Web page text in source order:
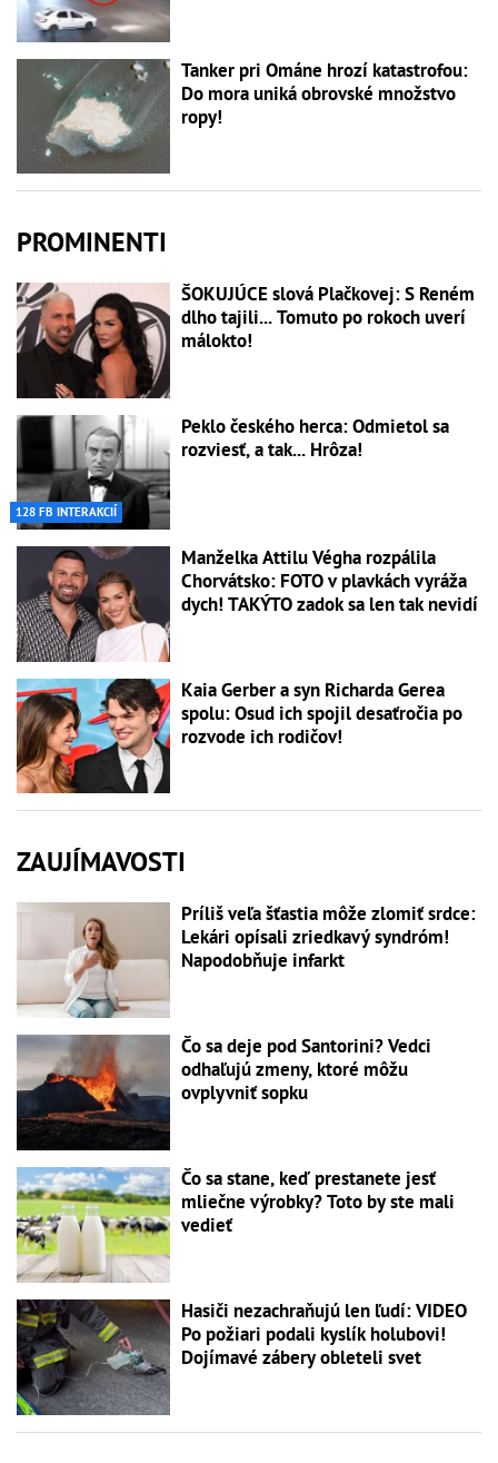
Tanker pri Ománe hrozí katastrofou:
Do mora uniká obrovské množstvo
ropy!
PROMINENTI
ŠOKUJÚCE slová Plačkovej: S Reném
dlho tajili... Tomuto po rokoch uverí
málokto!
128 FB INTERAKCIÍ
Peklo českého herca: Odmietol sa
rozviesť, a tak... Hrôza!
Manželka Attilu Végha rozpálila
Chorvátsko: FOTO v plavkách vyráža
dych! TAKÝTO zadok sa len tak nevidí
Kaia Gerber a syn Richarda Gerea
spolu: Osud ich spojil desaťročia po
rozvode ich rodičov!
ZAUJÍMAVOSTI
Príliš veľa šťastia môže zlomiť srdce:
Lekári opísali zriedkavý syndróm!
Napodobňuje infarkt
Čo sa deje pod Santorini? Vedci
odhaľujú zmeny, ktoré môžu
ovplyvniť sopku
Čo sa stane, keď prestanete jesť
mliečne výrobky? Toto by ste mali
vedieť
Hasiči nezachraňujú len ľudí: VIDEO
Po požiari podali kyslík holubovi!
Dojímavé zábery obleteli svet